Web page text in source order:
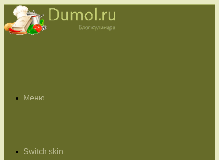
Меню
Switch skin